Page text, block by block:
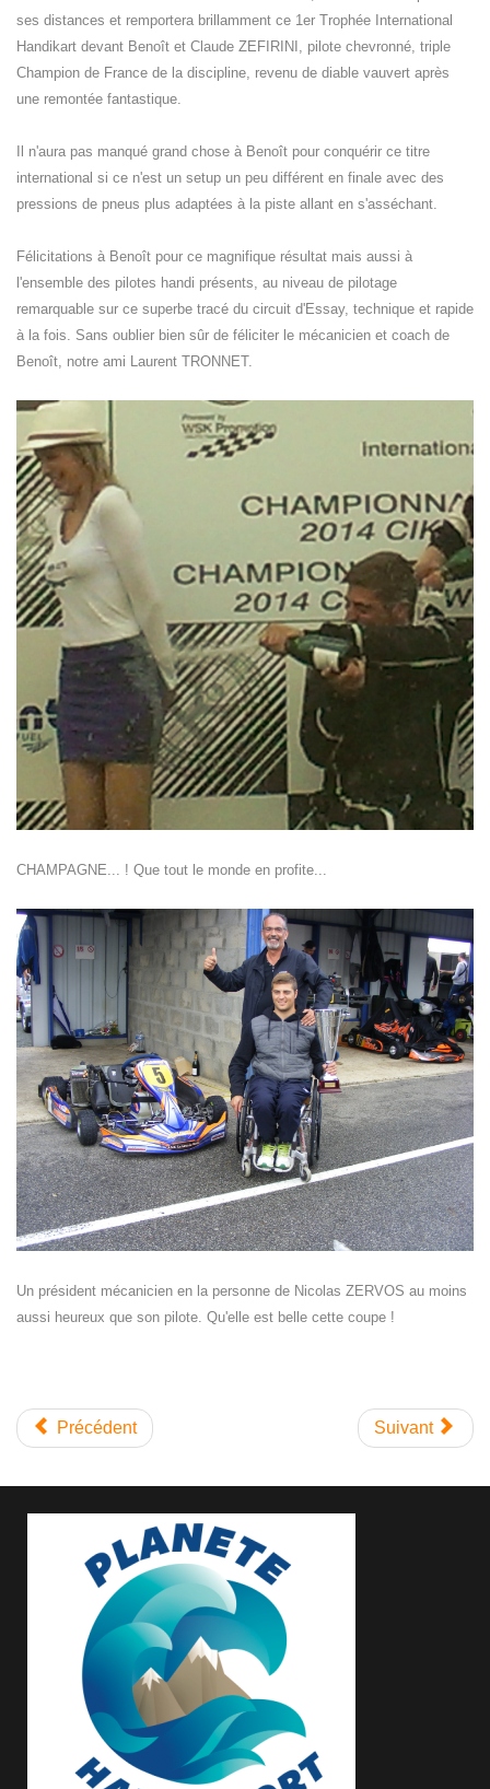
ses distances et remportera brillamment ce 1er Trophée International
Handikart devant Benoît et Claude ZEFIRINI, pilote chevronné, triple
Champion de France de la discipline, revenu de diable vauvert après
une remontée fantastique.
Il n'aura pas manqué grand chose à Benoît pour conquérir ce titre
international si ce n'est un setup un peu différent en finale avec des
pressions de pneus plus adaptées à la piste allant en s'asséchant.
Félicitations à Benoît pour ce magnifique résultat mais aussi à
l'ensemble des pilotes handi présents, au niveau de pilotage
remarquable sur ce superbe tracé du circuit d'Essay, technique et rapide
à la fois. Sans oublier bien sûr de féliciter le mécanicien et coach de
Benoît, notre ami Laurent TRONNET.
CHAMPAGNE... ! Que tout le monde en profite...
Un président mécanicien en la personne de Nicolas ZERVOS au moins
aussi heureux que son pilote. Qu'elle est belle cette coupe !
Précédent Suivant